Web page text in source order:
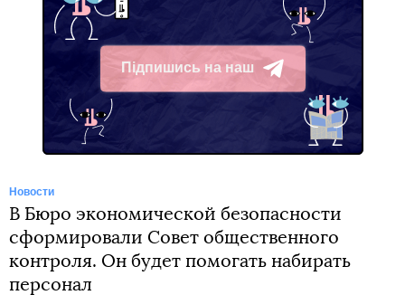
Підпишись на наш
Telegram
Новости
В Бюро экономической безопасности
сформировали Совет общественного
контроля. Он будет помогать набирать
персонал